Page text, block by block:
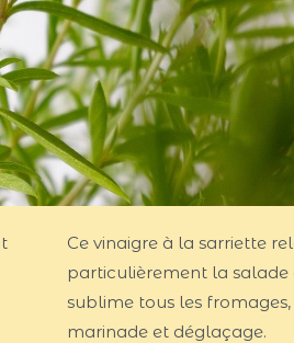
Ce vinaigre à la sarriette
particulièrement la salade
sublime tous les
marinade et déglaçage.